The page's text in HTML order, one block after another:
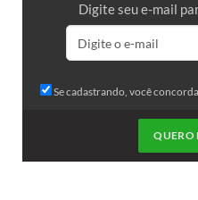
Digite seu e-mail
Se cadastrando, você
QUERO